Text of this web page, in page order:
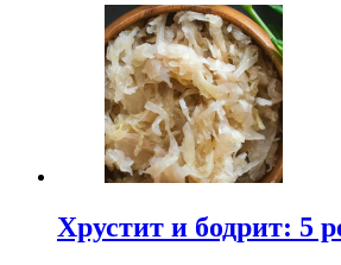
Хрустит и бодрит: 5